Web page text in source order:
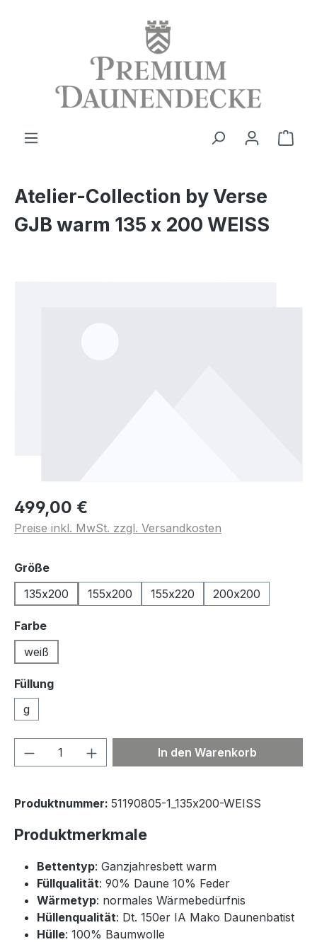
Atelier-Collection by Verse
GJB warm 135 x 200 WEISS
499,00 €
Preise inkl. MwSt. zzgl. Versandkosten
Größeauswählen
135x200
155x200 155x220 200x200
Farbeauswählen
weiß
Füllung
g
Produkt Anzahl: Gib denIn den Warenkorb
Produktnummer: 51190805-1_135x200-WEISS
Produktmerkmale
Bettentyp: Ganzjahresbett warm
Füllqualität: 90% Daune 10% Feder
Wärmetyp: normales Wärmebedürfnis
Hüllenqualität: Dt. 150er IA Mako Daunenbatist
Hülle: 100% Baumwolle